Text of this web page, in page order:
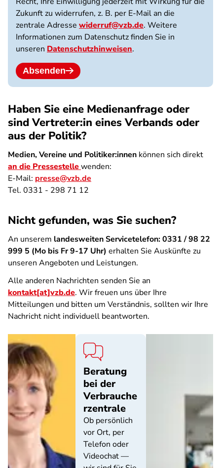
Zukunft zu widerrufen, z. B. per E-Mail an die
zentrale Adresse widerruf@vzb.de. Weitere
Informationen zum Datenschutz finden Sie in
unseren Datenschutzhinweisen.
Absenden
Haben Sie eine Medienanfrage oder
sind Vertreter:in eines Verbands oder
aus der Politik?
Medien, Vereine und Politiker:innen können sich direkt
an die Pressestellewenden:
E-Mail: presse@vzb.de
Tel. 0331 - 298 71 12
Nicht gefunden, was Sie suchen?
An unserem landesweiten Servicetelefon: 0331 / 98 22
999 5 (Mo bis Fr 9-17 Uhr) erhalten Sie Auskünfte zu
unseren Angeboten und Leistungen.
Alle anderen Nachrichten senden Sie an
kontakt[at]vzb.de. Wir freuen uns über Ihre
Mitteilungen und bitten um Verständnis, sollten wir Ihre
Nachricht nicht individuell beantworten.
Beratung
bei der
Verbrauche
rzentrale
Ob persönlich
vor Ort, per
Telefon oder
Videochat —